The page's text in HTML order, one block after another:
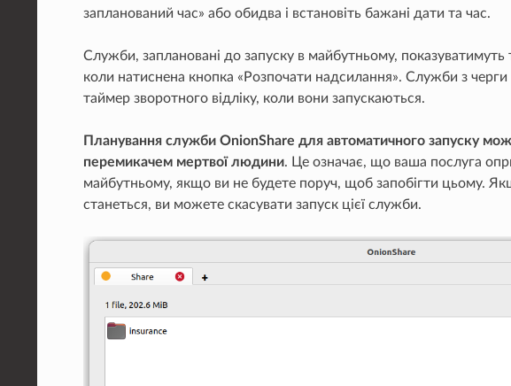
запланований час» або обидва і встановіть бажані дати та час.
Служби, заплановані до запуску в майбутньому, показуватимуть
коли натиснена кнопка «Розпочати надсилання». Служби з
таймер зворотного відліку, коли вони запускаються.
Планування служби OnionShare для автоматичного запуску
перемикачем мертвої людини. Це означає, що ваша послуга
майбутньому, якщо ви не будете поруч, щоб запобігти цьому.
станеться, ви можете скасувати запуск цієї служби.